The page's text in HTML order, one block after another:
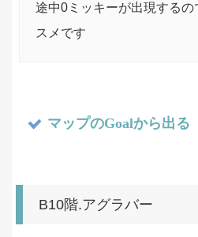
途中0ミッキーが出現するの
スメです
マップのGoalから出る
B10階.アグラバー